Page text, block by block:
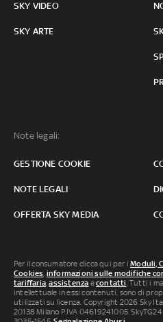
SKY VIDEO
SKY ARTE
Note legali:
GESTIONE COOKIE
NOTE LEGALI
OFFERTA SKY MEDIA
Per il consumatore clicca qui per iModuli,
Cookies, informazioni sulle modifiche
tariffaria,assistenza econtatti. Tutti i
intellettuale in essi contenuti, sono di
utilizzati su licenza. Copyright 2026 Sky
20138 Milano P.IVA 04619241005.